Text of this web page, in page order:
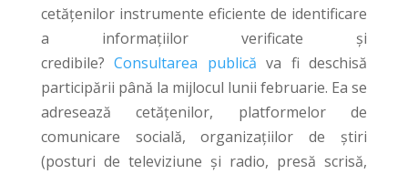
cetățenilor instrumente eficiente de identificare
a informațiilor verificate și
credibile?Consultarea publică va fi deschisă
participării până la mijlocul lunii februarie. Ea se
adresează cetățenilor, platformelor de
comunicare socială, organizațiilor de știri
(posturi de televiziune și radio, presă scrisă,